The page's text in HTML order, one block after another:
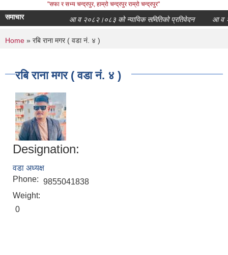
"सफा र सभ्य चन्द्रपुर, हाम्रो चन्द्रपुर राम्रो चन्द्रपुर"
समाचार आ व २०८२।०८३ को न्यायिक समितिको प्रतिवेदन आ व
You are here
Home » रबि राना मगर ( वडा नं. ४ )
रबि राना मगर ( वडा नं. ४ )
Designation:
वडा अध्यक्ष
Phone: 9855041838
Weight:
0